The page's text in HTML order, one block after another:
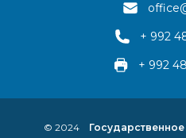
+ 992
+ 992
© 2024